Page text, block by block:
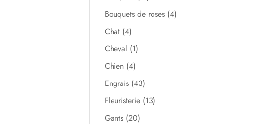
Bouquets de roses (4)
Chat (4)
Cheval (1)
Chien (4)
Engrais (43)
Fleuristerie (13)
Gants (20)